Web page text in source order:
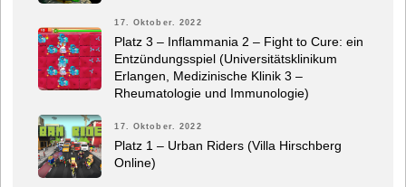
17. Oktober. 2022
Platz 3 – Inflammania 2 – Fight to Cure: ein
Entzündungsspiel (Universitätsklinikum
Erlangen, Medizinische Klinik 3 –
Rheumatologie und Immunologie)
17. Oktober. 2022
Platz 1 – Urban Riders (Villa Hirschberg
Online)